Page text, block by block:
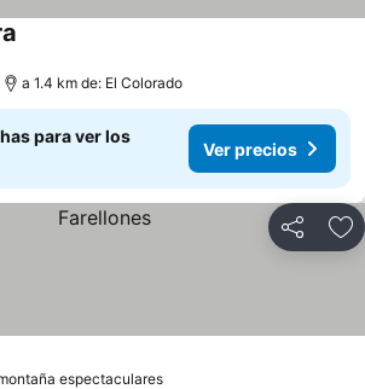
a 1.4 km de: El Colorado
para ver los
Ver precios
Compartir
espectaculares